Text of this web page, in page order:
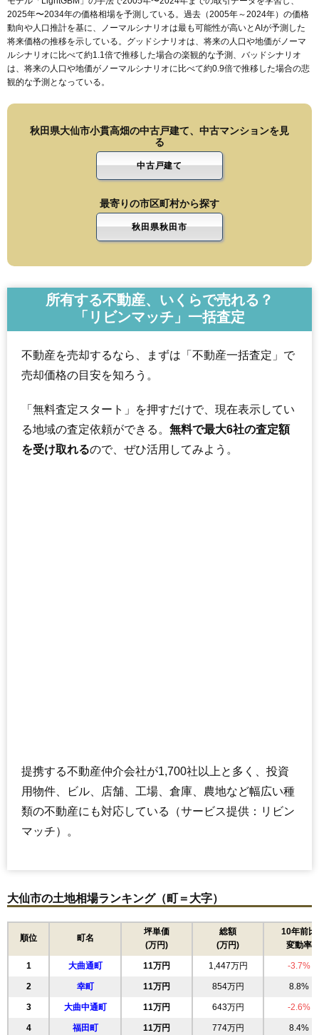
2025年〜2034年の価格相場を予測している。過去（2005年～2024年）の価格
動向や人口推計を基に、ノーマルシナリオは最も可能性が高いとAIが予測した
将来価格の推移を示している。グッドシナリオは、将来の人口や地価がノーマ
ルシナリオに比べて約1.1倍で推移した場合の楽観的な予測、バッドシナリオ
は、将来の人口や地価がノーマルシナリオに比べて約0.9倍で推移した場合の悲
観的な予測となっている。
秋田県大仙市小貫高畑の中古戸建て、中古マンションを見
る
中古戸建て
最寄りの市区町村から探す
秋田県秋田市
所有する不動産、いくらで売れる？
「リビンマッチ」一括査定
不動産を売却するなら、まずは「不動産一括査定」で
売却価格の目安を知ろう。
「無料査定スタート」を押すだけで、現在表示してい
る地域の査定依頼ができる。 無料で最大6社の査定額
を受け取れるので、ぜひ活用してみよう。
提携する不動産仲介会社が1,700社以上と多く、投資
用物件、ビル、店舗、工場、倉庫、農地など幅広い種
類の不動産にも対応している（サービス提供：リビン
マッチ）。
大仙市の土地相場ランキング（町＝大字）
順位 町名
坪単価
(万円)
総額
(万円)
10年前比
変動率
1 大曲通町 11万円 1,447万円 -3.7%
2 幸町 11万円 854万円 8.8%
3 大曲中通町 11万円 643万円 -2.6%
4 福田町 11万円 774万円 8.4%